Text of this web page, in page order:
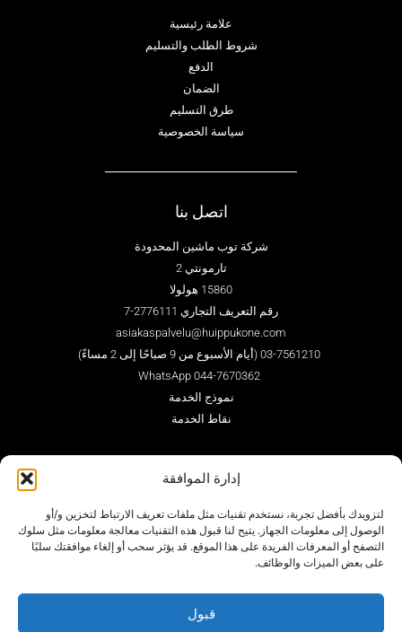
إدارة الموافقة
لتزويدك بأفضل تجربة، نستخدم تقنيات مثل ملفات تعريف الارتباط لتخزين و/أو
الوصول إلى معلومات الجهاز. يتيح لنا قبول هذه التقنيات معالجة معلومات مثل سلوك
التصفح أو المعرفات الفريدة على هذا الموقع. قد يؤثر سحب أو إلغاء موافقتك سلبًا
على بعض الميزات والوظائف.
قبول
علامة رئيسية
شروط الطلب والتسليم
الدفع
الضمان
طرق التسليم
سياسة الخصوصية
اتصل بنا
شركة توب ماشين المحدودة
تارمونتي 2
15860 هولولا
رقم التعريف التجاري 2776111-7
asiakaspalvelu@huippukone.com
03-7561210 (أيام الأسبوع من 9 صباحًا إلى 2 مساءً)
WhatsApp 044-7670362
نموذج الخدمة
نقاط الخدمة